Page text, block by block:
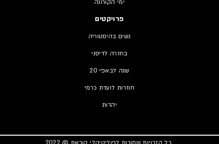
ימי הקורונה
פרויקטים
נשים בהיסטוריה
בחזרה לדיסני
20 שנה לבאפי
חוזרות לועדת כרמי
יהדות